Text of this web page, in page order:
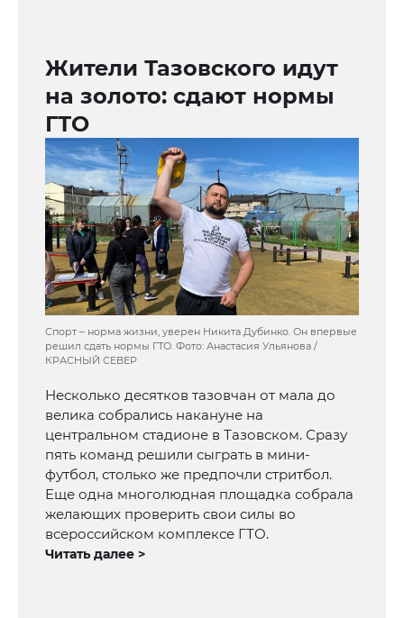
Жители Тазовского идут
на золото: сдают нормы
ГТО
Спорт – норма жизни, уверен Никита Дубинко. Он впервые
решил сдать нормы ГТО. Фото: Анастасия Ульянова /
КРАСНЫЙ СЕВЕР
Несколько десятков тазовчан от мала до
велика собрались накануне на
центральном стадионе в Тазовском. Сразу
пять команд решили сыграть в мини-
футбол, столько же предпочли стритбол.
Еще одна многолюдная площадка собрала
желающих проверить свои силы во
всероссийском комплексе ГТО.
Читать далее >